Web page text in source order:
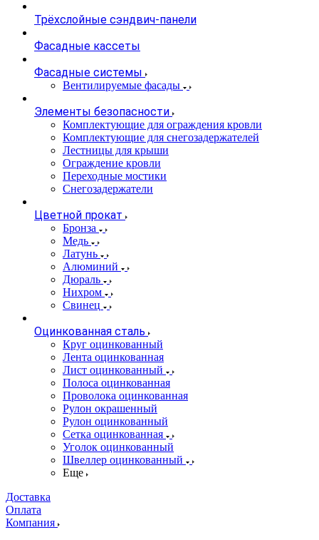
Трёхслойные сэндвич-панели
Фасадные кассеты
Фасадные системы
Вентилируемые фасады
Элементы безопасности
Комплектующие для ограждения кровли
Комплектующие для снегозадержателей
Лестницы для крыши
Ограждение кровли
Переходные мостики
Снегозадержатели
Цветной прокат
Бронза
Медь
Латунь
Алюминий
Дюраль
Нихром
Свинец
Оцинкованная сталь
Круг оцинкованный
Лента оцинкованная
Лист оцинкованный
Полоса оцинкованная
Проволока оцинкованная
Рулон окрашенный
Рулон оцинкованный
Сетка оцинкованная
Уголок оцинкованный
Швеллер оцинкованный
Еще
Доставка
Оплата
Компания